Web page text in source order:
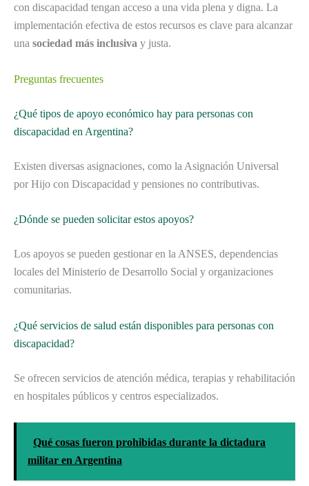
con discapacidad tengan acceso a una vida plena y digna. La
implementación efectiva de estos recursos es clave para alcanzar
una sociedad más inclusiva y justa.
Preguntas frecuentes
¿Qué tipos de apoyo económico hay para personas con
discapacidad en Argentina?
Existen diversas asignaciones, como la Asignación Universal
por Hijo con Discapacidad y pensiones no contributivas.
¿Dónde se pueden solicitar estos apoyos?
Los apoyos se pueden gestionar en la ANSES, dependencias
locales del Ministerio de Desarrollo Social y organizaciones
comunitarias.
¿Qué servicios de salud están disponibles para personas con
discapacidad?
Se ofrecen servicios de atención médica, terapias y rehabilitación
en hospitales públicos y centros especializados.
Qué cosas fueron prohibidas durante la dictadura
militar en Argentina